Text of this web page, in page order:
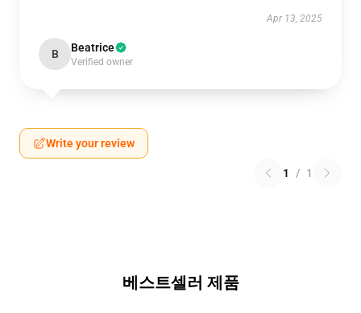
Apr 13, 2025
B Beatrice
Verified owner
Write your review
1 / 1
베스트셀러 제품